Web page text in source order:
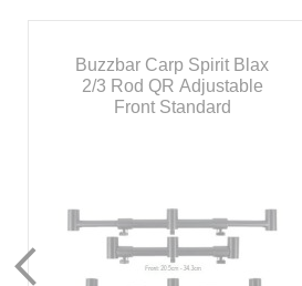
Buzzbar Carp Spirit Blax
2/3 Rod QR Adjustable
Front Standard